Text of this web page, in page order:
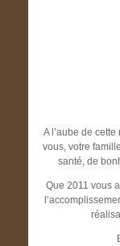
A l’aube de
vous, votre
santé, de
Que 2011 vous